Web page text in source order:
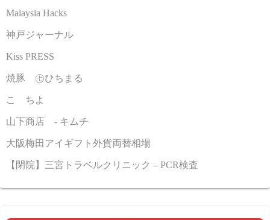
Malaysia Hacks
神戸ジャーナル
Kiss PRESS
焼豚 ㊆ひちまる
こゝちよ
山下商店 - キムチ
大阪梅田アイギフト外貨両替相場
【閉院】三宮トラベルクリニック – PCR検査